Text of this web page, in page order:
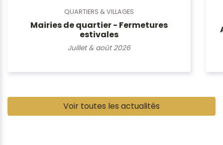
QUARTIERS & VILLAGES
Mairies de quartier - Fermetures
estivales
Juillet & août 2026
Voir toutes les actualités